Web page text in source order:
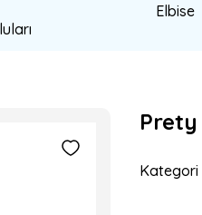
Prety
Kategori